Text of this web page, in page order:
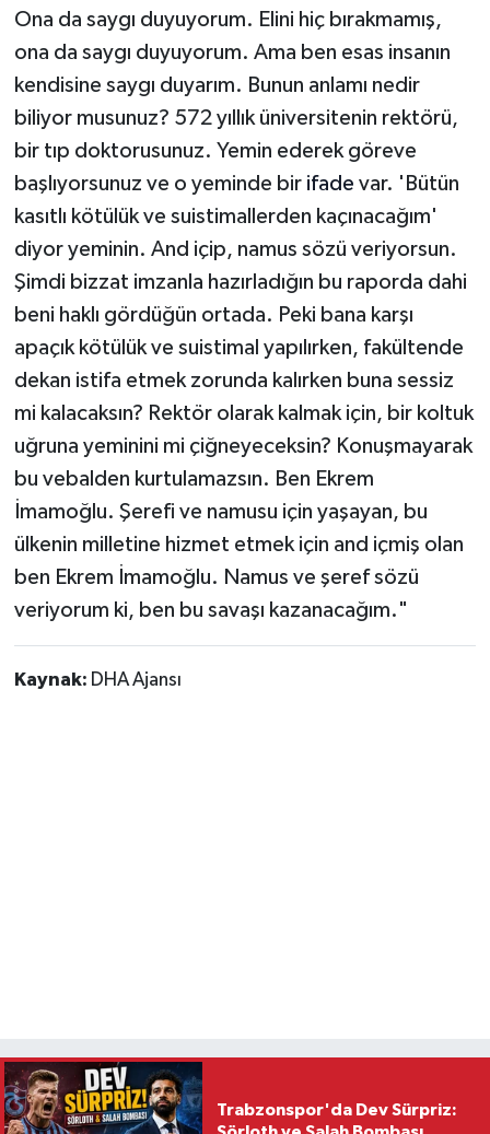
Ona da saygı duyuyorum. Elini hiç bırakmamış,
ona da saygı duyuyorum. Ama ben esas insanın
kendisine saygı duyarım. Bunun anlamı nedir
biliyor musunuz? 572 yıllık üniversitenin rektörü,
bir tıp doktorusunuz. Yemin ederek göreve
başlıyorsunuz ve o yeminde bir ifade var. 'Bütün
kasıtlı kötülük ve suistimallerden kaçınacağım'
diyor yeminin. And içip, namus sözü veriyorsun.
Şimdi bizzat imzanla hazırladığın bu raporda dahi
beni haklı gördüğün ortada. Peki bana karşı
apaçık kötülük ve suistimal yapılırken, fakültende
dekan istifa etmek zorunda kalırken buna sessiz
mi kalacaksın? Rektör olarak kalmak için, bir koltuk
uğruna yeminini mi çiğneyeceksin? Konuşmayarak
bu vebalden kurtulamazsın. Ben Ekrem
İmamoğlu. Şerefi ve namusu için yaşayan, bu
ülkenin milletine hizmet etmek için and içmiş olan
ben Ekrem İmamoğlu. Namus ve şeref sözü
veriyorum ki, ben bu savaşı kazanacağım."
Kaynak: DHA Ajansı
Trabzonspor'da Dev Sürpriz: